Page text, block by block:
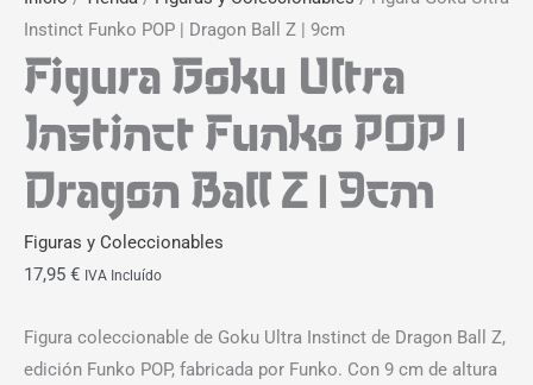
Instinct Funko POP | Dragon Ball Z | 9cm
Figura Goku Ultra
Instinct Funko POP |
Dragon Ball Z | 9cm
Figuras y Coleccionables
17,95 € IVA Incluído
Figura coleccionable de Goku Ultra Instinct de Dragon Ball Z,
edición Funko POP, fabricada por Funko. Con 9 cm de altura